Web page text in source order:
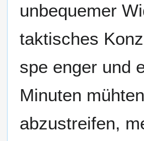
unbequemer
taktisches
spe enger und
Minuten
abzustreifen,